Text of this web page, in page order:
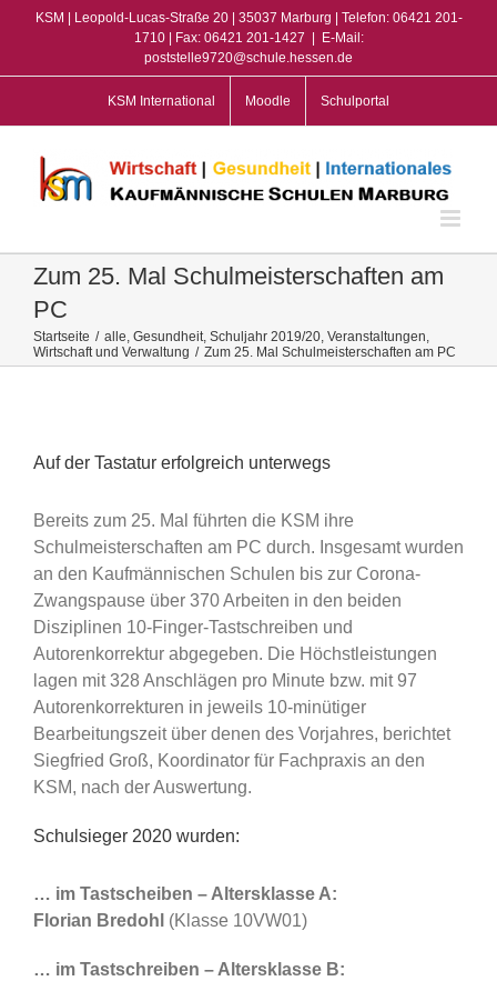
KSM | Leopold-Lucas-Straße 20 | 35037 Marburg | Telefon: 06421 201-
1710 | Fax: 06421 201-1427
E-Mail:
poststelle9720@schule.hessen.de
KSM International Moodle Schulportal
Zum 25. Mal Schulmeisterschaften am
PC
Startseite / alle, Gesundheit, Schuljahr 2019/20, Veranstaltungen,
Wirtschaft und Verwaltung / Zum 25. Mal Schulmeisterschaften am PC
Auf der Tastatur erfolgreich unterwegs
Bereits zum 25. Mal führten die KSM ihre
Schulmeisterschaften am PC durch. Insgesamt wurden
an den Kaufmännischen Schulen bis zur Corona-
Zwangspause über 370 Arbeiten in den beiden
Disziplinen 10-Finger-Tastschreiben und
Autorenkorrektur abgegeben. Die Höchstleistungen
lagen mit 328 Anschlägen pro Minute bzw. mit 97
Autorenkorrekturen in jeweils 10-minütiger
Bearbeitungszeit über denen des Vorjahres, berichtet
Siegfried Groß, Koordinator für Fachpraxis an den
KSM, nach der Auswertung.
Schulsieger 2020 wurden:
… im Tastscheiben – Altersklasse A:
Florian Bredohl (Klasse 10VW01)
… im Tastschreiben – Altersklasse B: